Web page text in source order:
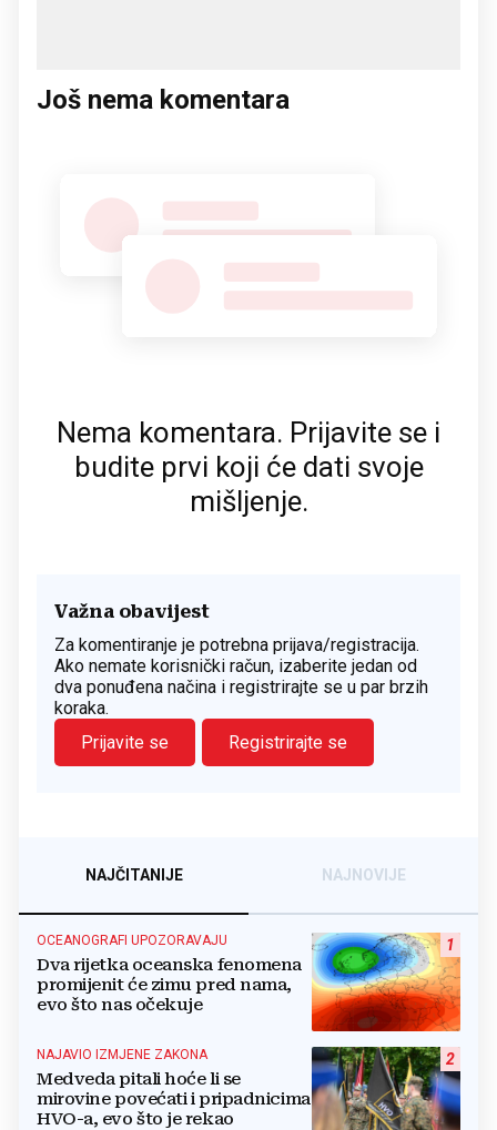
Još nema komentara
Nema komentara. Prijavite se i
budite prvi koji će dati svoje
mišljenje.
Važna obavijest
Za komentiranje je potrebna prijava/registracija.
Ako nemate korisnički račun, izaberite jedan od
dva ponuđena načina i registrirajte se u par brzih
koraka.
Prijavite se
Registrirajte se
NAJČITANIJE NAJNOVIJE
1
OCEANOGRAFI UPOZORAVAJU
Dva rijetka oceanska fenomena
promijenit će zimu pred nama,
evo što nas očekuje
2
NAJAVIO IZMJENE ZAKONA
Medveda pitali hoće li se
mirovine povećati i pripadnicima
HVO-a, evo što je rekao